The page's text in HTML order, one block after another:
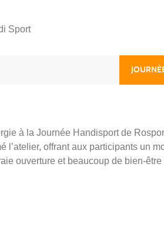
Sport
à la Journée Handisport de
l’atelier, offrant aux participants un
ouverture et beaucoup de bien-